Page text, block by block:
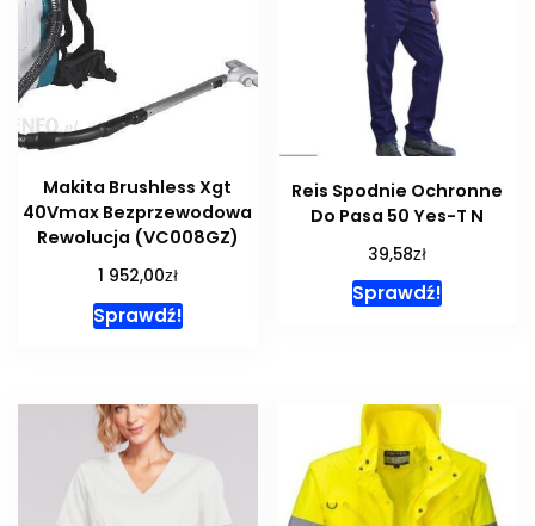
Makita Brushless Xgt
40Vmax Bezprzewodowa
Rewolucja (VC008GZ)
1 952,00zł
Sprawdź!
Reis Spodnie Ochronne
Do Pasa 50 Yes-T N
39,58zł
Sprawdź!